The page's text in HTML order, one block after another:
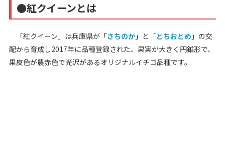
●紅クイーンとは
「紅クイーン」は兵庫県が「さちのか」と「とちおとめ 」の交
配から育成し2017年に品種登録された、果実が大きく円錐形で、
果皮色が農赤色で光沢があるオリジナルイチゴ品種です。